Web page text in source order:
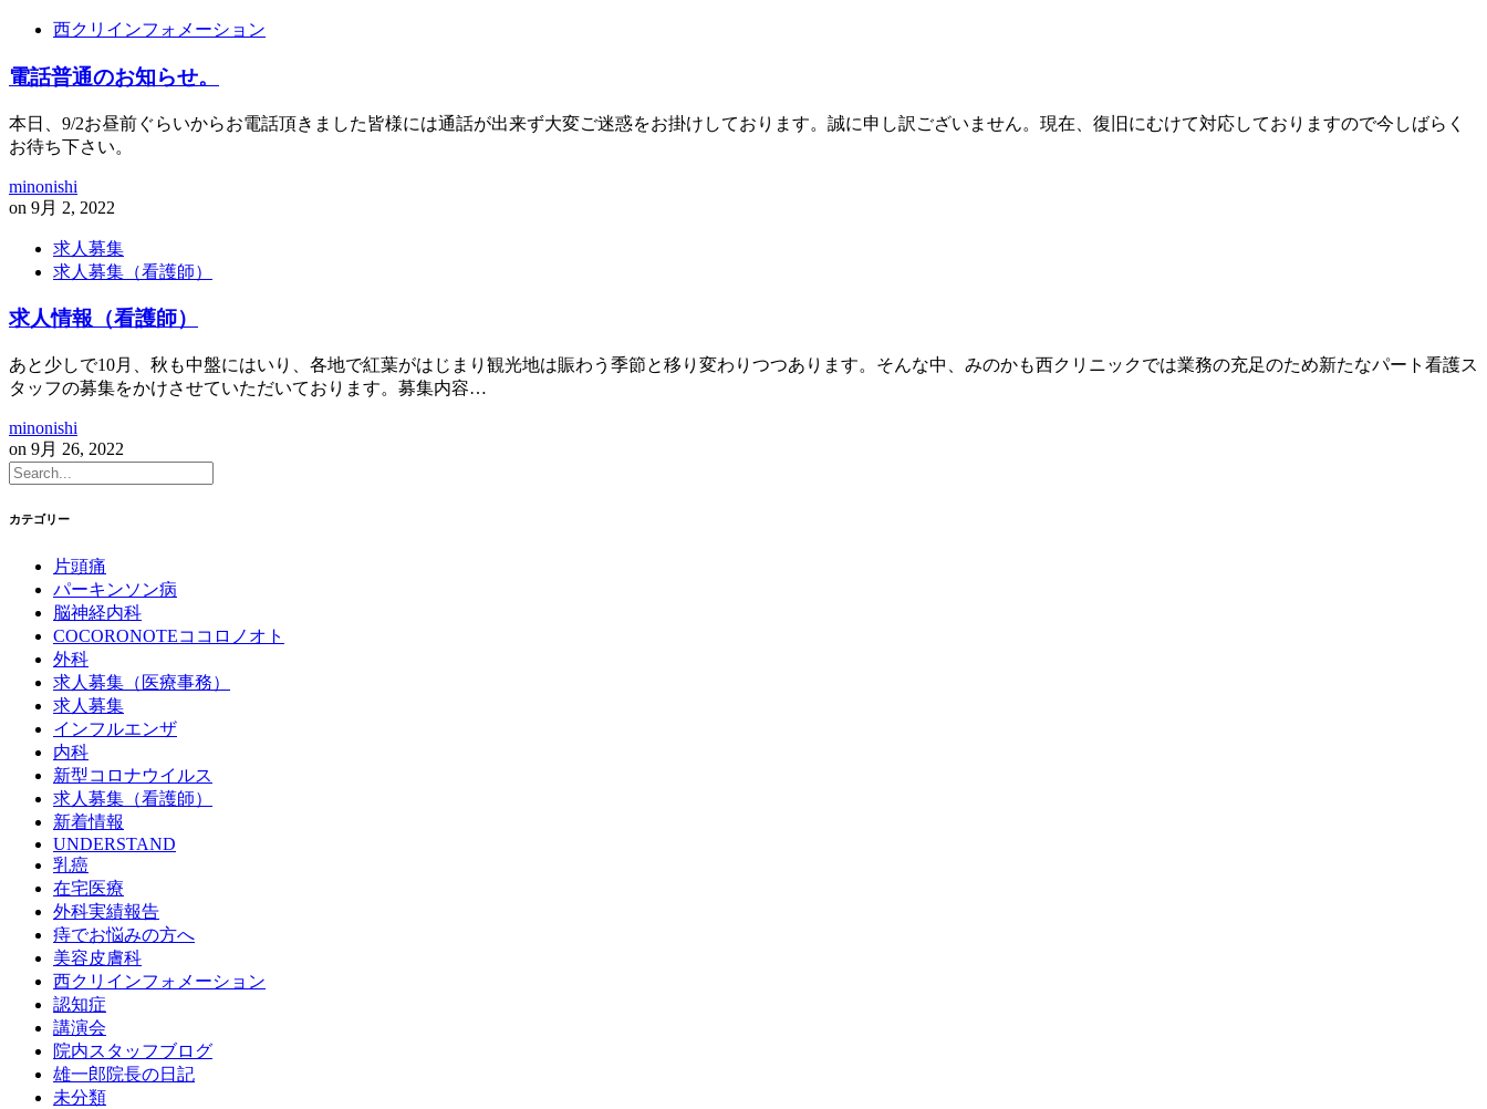
西クリインフォメーション
電話普通のお知らせ。
本日、9/2お昼前ぐらいからお電話頂きました皆様には通話が出来ず大変ご迷惑をお掛けしております。誠に申し訳ございません。現在、復旧にむけて対応しておりますので今しばらく
お待ち下さい。
minonishi
on 9月 2, 2022
求人募集
求人募集（看護師）
求人情報（看護師）
あと少しで10月、秋も中盤にはいり、各地で紅葉がはじまり観光地は賑わう季節と移り変わりつつあります。そんな中、みのかも西クリニックでは業務の充足のため新たなパート看護ス
タッフの募集をかけさせていただいております。募集内容…
minonishi
on 9月 26, 2022
カテゴリー
片頭痛
パーキンソン病
脳神経内科
COCORONOTEココロノオト
外科
求人募集（医療事務）
求人募集
インフルエンザ
内科
新型コロナウイルス
求人募集（看護師）
新着情報
UNDERSTAND
乳癌
在宅医療
外科実績報告
痔でお悩みの方へ
美容皮膚科
西クリインフォメーション
認知症
講演会
院内スタッフブログ
雄一郎院長の日記
未分類